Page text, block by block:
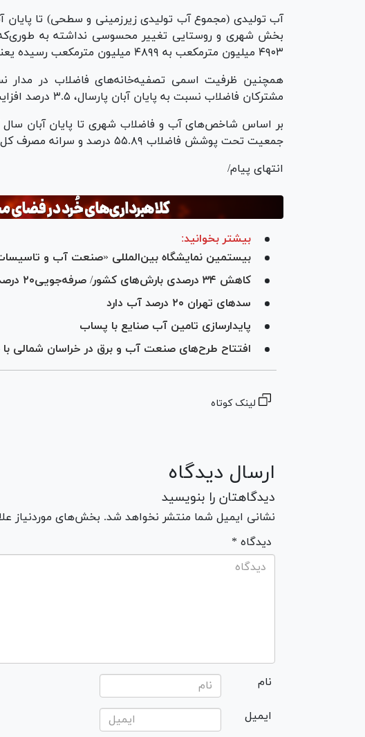
بخش شهری و روستایی تغییر محسوسی نداشته به طوری‌که
۴۹۰۳ میلیون مترمکعب به ۴۸۹۹ میلیون مترمکعب رسیده یعنی ۰.۰۸ درصد افزایش داشته است.
مشترکان فاضلاب نسبت به پایان آبان پارسال، ۳.۵ درصد افزایش داشته است.
جمعیت تحت پوشش فاضلاب ۵۵.۸۹ درصد و سرانه مصرف کل ۱۹۷ لیتر در شبانه روز به ازای هر نفر است.
انتهای پیام/
بیشتر بخوانید:
بیستمین نمایشگاه بین‌المللی «صنعت آب و
کاهش ۳۴ درصدی بارش‌های کشور/ صرفه‌جویی۲۰ درصدی آب به‌ویژه در کلان‌شهر‌ها ضروری است
سد‌های تهران ۲۰ درصد آب دارد
پایدارسازی تامین آب صنایع با پساب
افتتاح طرح‌های صنعت آب و برق در خراسان شمالی
لینک کوتاه
ارسال دیدگاه
دیدگاهتان را بنویسید
نشانی ایمیل شما منتشر نخواهد شد. بخش‌های موردنیاز
* دیدگاه
نام
ایمیل